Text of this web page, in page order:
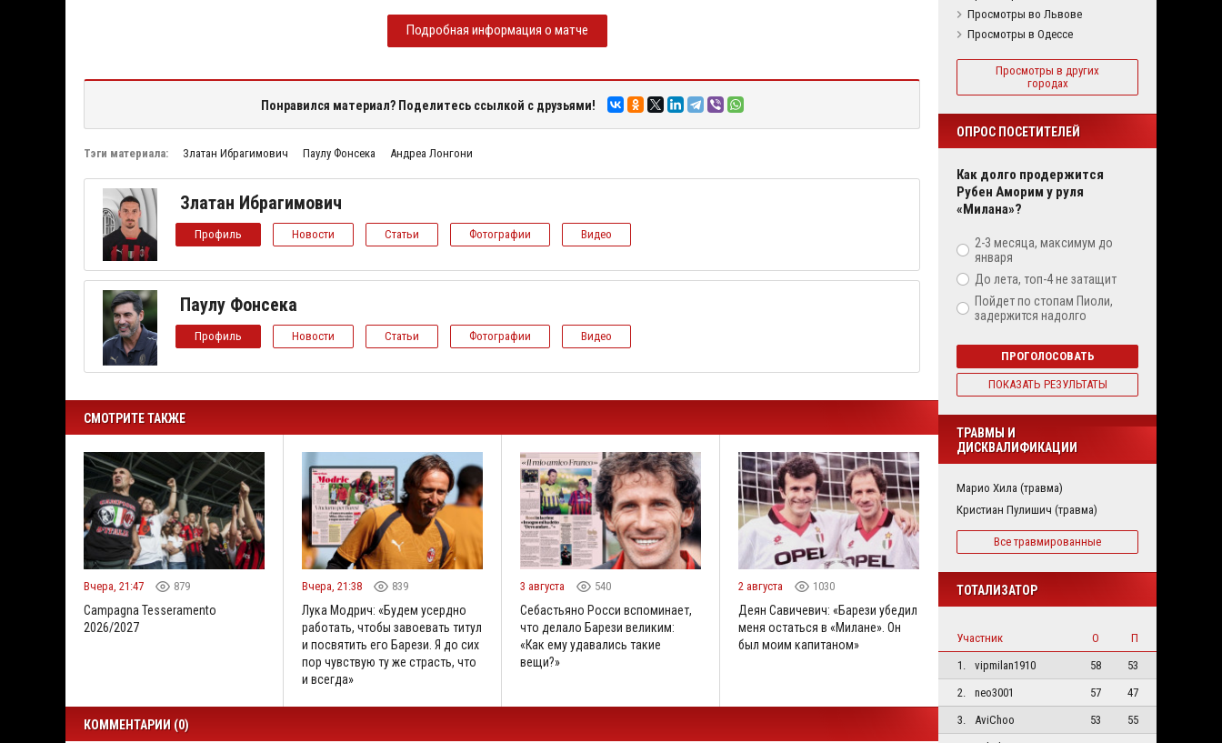
Подробная информация о матче
Понравился материал? Поделитесь ссылкой с друзьями!
Тэги материала: Златан Ибрагимович Паулу Фонсека Андреа Лонгони
Златан Ибрагимович
Профиль Новости Статьи Фотографии Видео
Паулу Фонсека
Профиль Новости Статьи Фотографии Видео
СМОТРИТЕ ТАКЖЕ
Вчера, 21:47 879
Campagna Tesseramento
2026/2027
Вчера, 21:38 839
Лука Модрич: «Будем усердно
работать, чтобы завоевать титул
и посвятить его Барези. Я до сих
пор чувствую ту же страсть, что
и всегда»
3 августа 540
Себастьяно Росси вспоминает,
что делало Барези великим:
«Как ему удавались такие
вещи?»
2 августа 1030
Деян Савичевич: «Барези убедил
меня остаться в «Милане». Он
был моим капитаном»
КОММЕНТАРИИ (0)
Просмотры во Львове
Просмотры в Одессе
Просмотры в других
городах
ОПРОС ПОСЕТИТЕЛЕЙ
Как долго продержится
Рубен Аморим у руля
«Милана»?
2-3 месяца, максимум до
января
До лета, топ-4 не затащит
Пойдет по стопам Пиоли,
задержится надолго
ПРОГОЛОСОВАТЬ
ПОКАЗАТЬ РЕЗУЛЬТАТЫ
ТРАВМЫ И
ДИСКВАЛИФИКАЦИИ
Марио Хила (травма)
Кристиан Пулишич (травма)
Все травмированные
ТОТАЛИЗАТОР
Участник О
П
1.
vipmilan1910 58
53
2.
neo3001 57
47
3.
AviChoo 53
55